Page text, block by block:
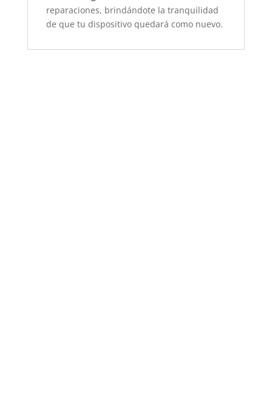
reparaciones, brindándote la tranquilidad
de que tu dispositivo quedará como nuevo.